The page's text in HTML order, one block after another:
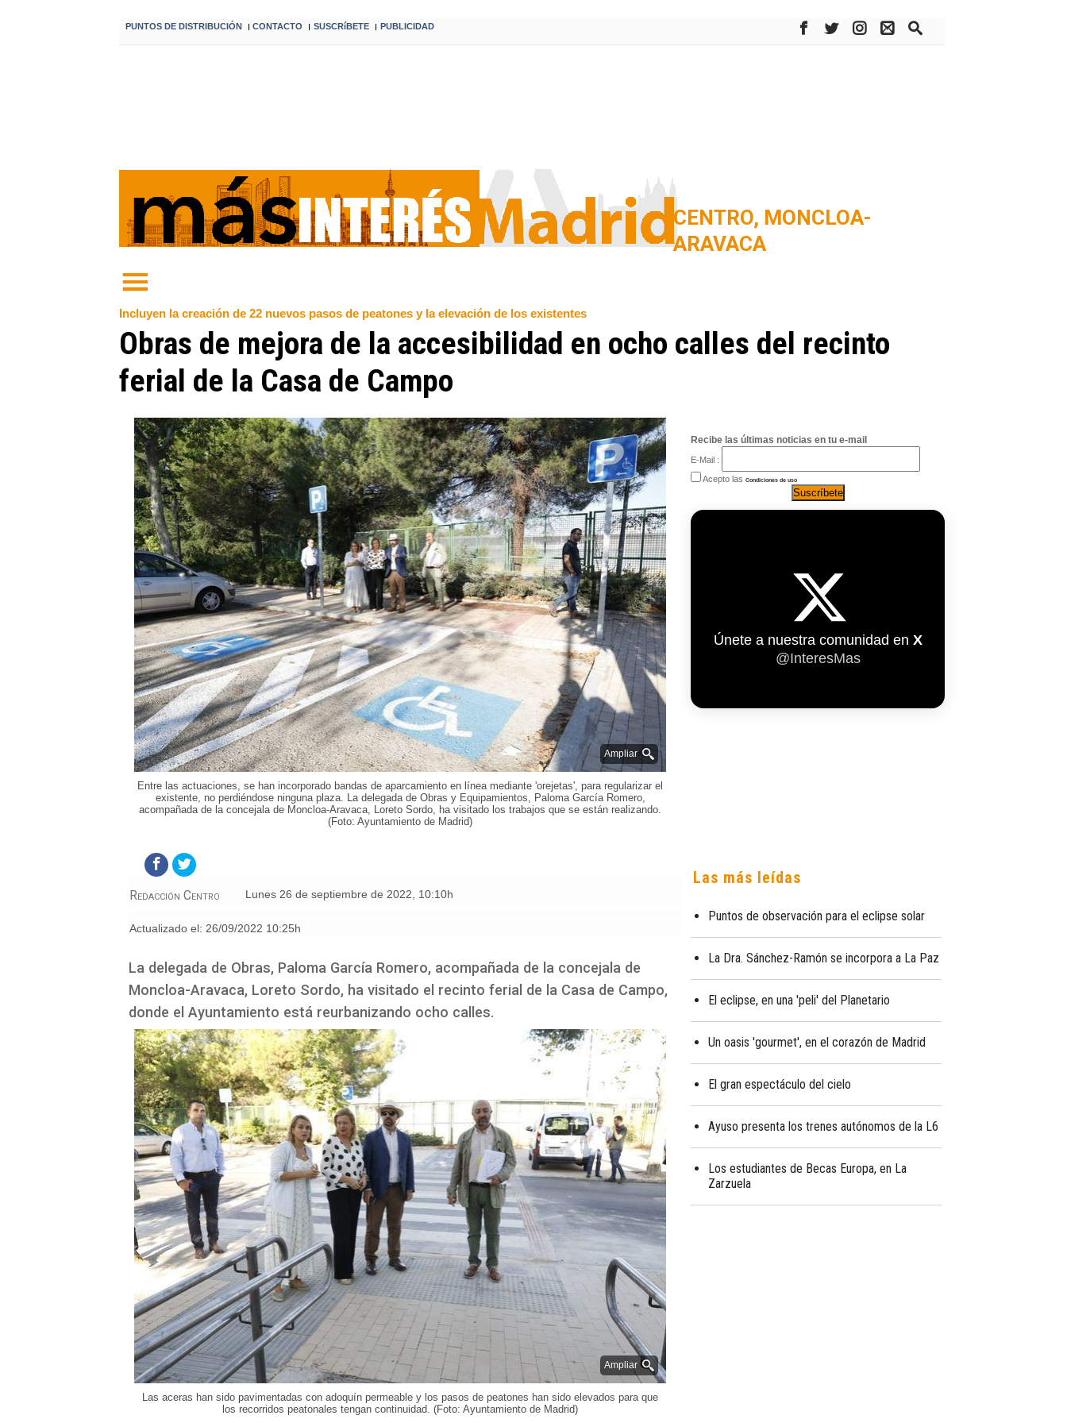
PUNTOS DE DISTRIBUCIÓN I CONTACTO I SUSCRíBETE I PUBLICIDAD
CENTRO, MONCLOA-
ARAVACA
Incluyen la creación de 22 nuevos pasos de peatones y la elevación de los existentes
Obras de mejora de la accesibilidad en ocho calles del recinto
ferial de la Casa de Campo
Ampliar
Entre las actuaciones, se han incorporado bandas de aparcamiento en línea mediante 'orejetas', para regularizar el
existente, no perdiéndose ninguna plaza. La delegada de Obras y Equipamientos, Paloma García Romero,
acompañada de la concejala de Moncloa-Aravaca, Loreto Sordo, ha visitado los trabajos que se están realizando.
(Foto: Ayuntamiento de Madrid)
lunes 26 de septiembre de 2022, 10:10h
Redacción Centro
Actualizado el: 26/09/2022 10:25h
La delegada de Obras, Paloma García Romero, acompañada de la concejala de
Moncloa-Aravaca, Loreto Sordo, ha visitado el recinto ferial de la Casa de Campo,
donde el Ayuntamiento está reurbanizando ocho calles.
Ampliar
Las aceras han sido pavimentadas con adoquín permeable y los pasos de peatones han sido elevados para que
los recorridos peatonales tengan continuidad. (Foto: Ayuntamiento de Madrid)
Recibe las últimas noticias en tu e-mail
E-Mail :
Acepto las Condiciones de uso
Únete a nuestra comunidad en X
@InteresMas
Las más leídas
Puntos de observación para el eclipse solar
La Dra. Sánchez-Ramón se incorpora a La Paz
El eclipse, en una 'peli' del Planetario
Un oasis 'gourmet', en el corazón de Madrid
El gran espectáculo del cielo
Ayuso presenta los trenes autónomos de la L6
Los estudiantes de Becas Europa, en La
Zarzuela